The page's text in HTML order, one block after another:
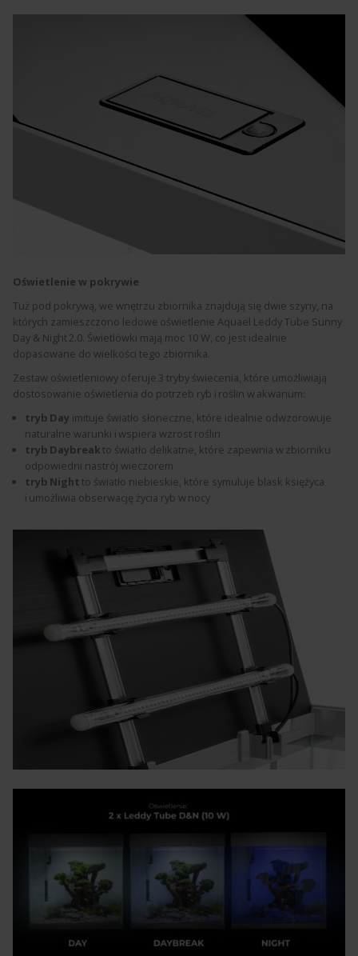
Oświetlenie w pokrywie
Tuż pod pokrywą, we wnętrzu zbiornika znajdują się dwie szyny, na
których zamieszczono ledowe oświetlenie Aquael Leddy Tube Sunny
Day & Night 2.0. Świetlówki mają moc 10 W, co jest idealnie
dopasowane do wielkości tego zbiornika.
Zestaw oświetleniowy oferuje 3 tryby świecenia, które umożliwiają
dostosowanie oświetlenia do potrzeb ryb i roślin w akwarium:
tryb Day imituje światło słoneczne, które idealnie odwzorowuje
naturalne warunki i wspiera wzrost roślin
tryb Daybreakto światło delikatne, które zapewnia w zbiorniku
odpowiedni nastrój wieczorem
tryb Nightto światło niebieskie, które symuluje blask księżyca
i umożliwia obserwację życia ryb w nocy